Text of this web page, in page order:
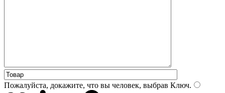
Пожалуйста, докажите, что вы человек, выбрав Ключ.